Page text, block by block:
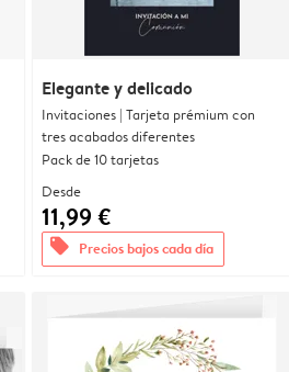
Elegante y delicado
Invitaciones | Tarjeta prémium con
tres acabados diferentes
Pack de 10 tarjetas
Desde
11,99 €
offers Precios bajos cada día